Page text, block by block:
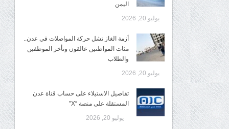
اليمن
يوليو 20, 2026
أزمة الغاز تشل حركة المواصلات في عدن..
مئات المواطنين عالقون وتأخر الموظفين
والطلاب
يوليو 20, 2026
تفاصيل الاستيلاء على حساب قناة عدن
المستقلة على منصة “X”
يوليو 20, 2026